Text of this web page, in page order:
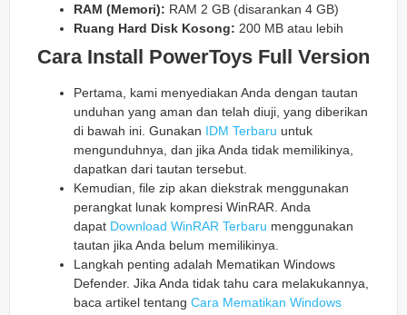
RAM (Memori): RAM 2 GB (disarankan 4 GB)
Ruang Hard Disk Kosong: 200 MB atau lebih
Cara Install PowerToys Full Version
Pertama, kami menyediakan Anda dengan tautan
unduhan yang aman dan telah diuji, yang diberikan
di bawah ini. Gunakan IDM Terbaru untuk
mengunduhnya, dan jika Anda tidak memilikinya,
dapatkan dari tautan tersebut.
Kemudian, file zip akan diekstrak menggunakan
perangkat lunak kompresi WinRAR. Anda
dapat Download WinRAR Terbaru menggunakan
tautan jika Anda belum memilikinya.
Langkah penting adalah Mematikan Windows
Defender. Jika Anda tidak tahu cara melakukannya,
baca artikel tentang Cara Mematikan Windows